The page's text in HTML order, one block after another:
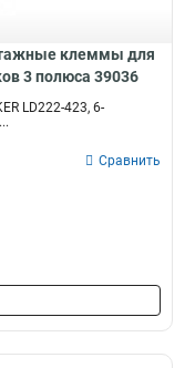
клеммы для
3 полюса 39036
LD222-423, 6-
Сравнить